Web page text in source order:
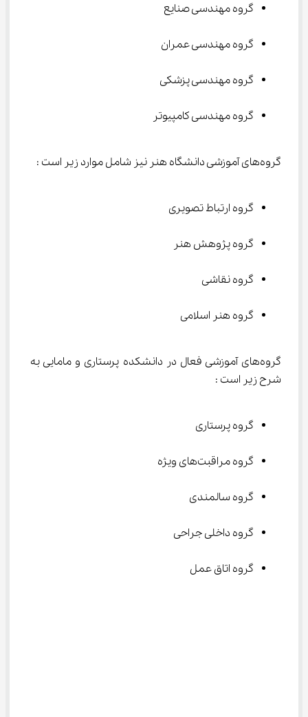
گروه مهندسی صنایع
گروه مهندسی عمران
گروه مهندسی پزشکی
گروه مهندسی کامپیوتر
گروه‌های آموزشی دانشگاه هنر نیز شامل موارد زیر است :
گروه ارتباط تصویری
گروه پژوهش هنر
گروه نقاشی
گروه هنر اسلامی
گروه‌های آموزشی فعال در دانشکده پرستاری و مامایی به
شرح زیر است :
گروه پرستاری
گروه مراقبت‌های ویژه
گروه سالمندی
گروه داخلی جراحی
گروه اتاق عمل